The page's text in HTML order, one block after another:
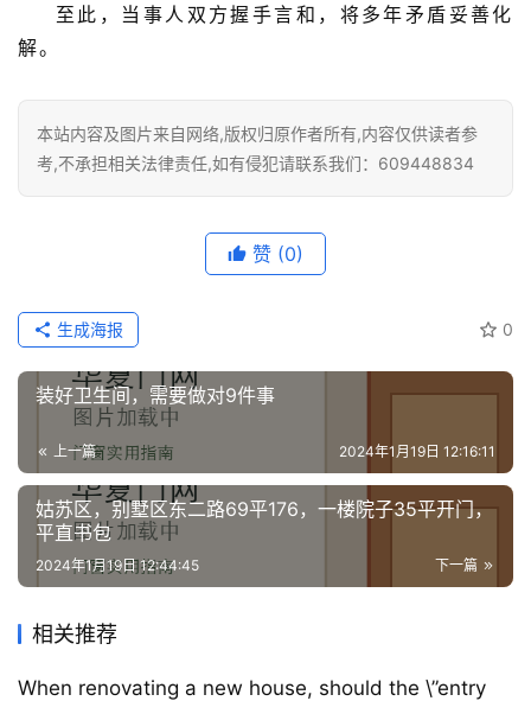
至此，当事人双方握手言和，将多年矛盾妥善化
解。
本站内容及图片来自网络,版权归原作者所有,内容仅供读者参
考,不承担相关法律责任,如有侵犯请联系我们：609448834
赞 (0)
0
生成海报
装好卫生间，需要做对9件事
上一篇 2024年1月19日 12:16:11
姑苏区，别墅区东二路69平176，一楼院子35平开门，
平直书包
下一篇
2024年1月19日 12:44:45
相关推荐
When renovating a new house, should the \”entry